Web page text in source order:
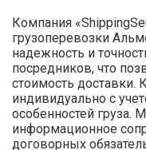
Компания
грузоперевозки
надежность и
посредников, что
стоимость доставки.
индивидуально с
особенностей груза.
информационное
договорных